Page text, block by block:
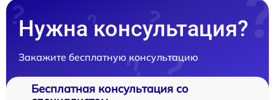
Нужна консультация?
Закажите бесплатную консультацию
Бесплатная консультация со